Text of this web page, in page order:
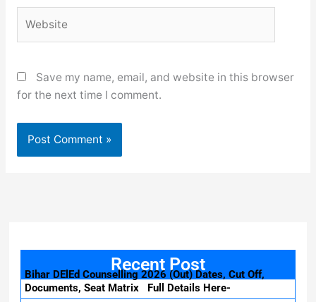
Save my name, email, and website in this browser
for the next time I comment.
Recent Post
Bihar DElEd Counselling 2026 (Out) Dates, Cut Off,
Documents, Seat Matrix Full Details Here-